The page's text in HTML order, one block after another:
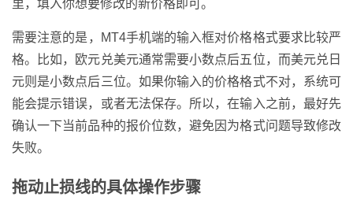
里，填入你想要修改的新价格即可。
需要注意的是，MT4手机端的输入框对价格格式要求比较严
格。比如，欧元兑美元通常需要小数点后五位，而美元兑日
元则是小数点后三位。如果你输入的价格格式不对，系统可
能会提示错误，或者无法保存。所以，在输入之前，最好先
确认一下当前品种的报价位数，避免因为格式问题导致修改
失败。
拖动止损线的具体操作步骤